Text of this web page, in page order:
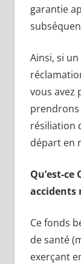
garantie
Ainsi, si
vous avez
prendrons
résiliation
départ en
Qu’est-
accidents
Ce fonds
de santé
exerçant